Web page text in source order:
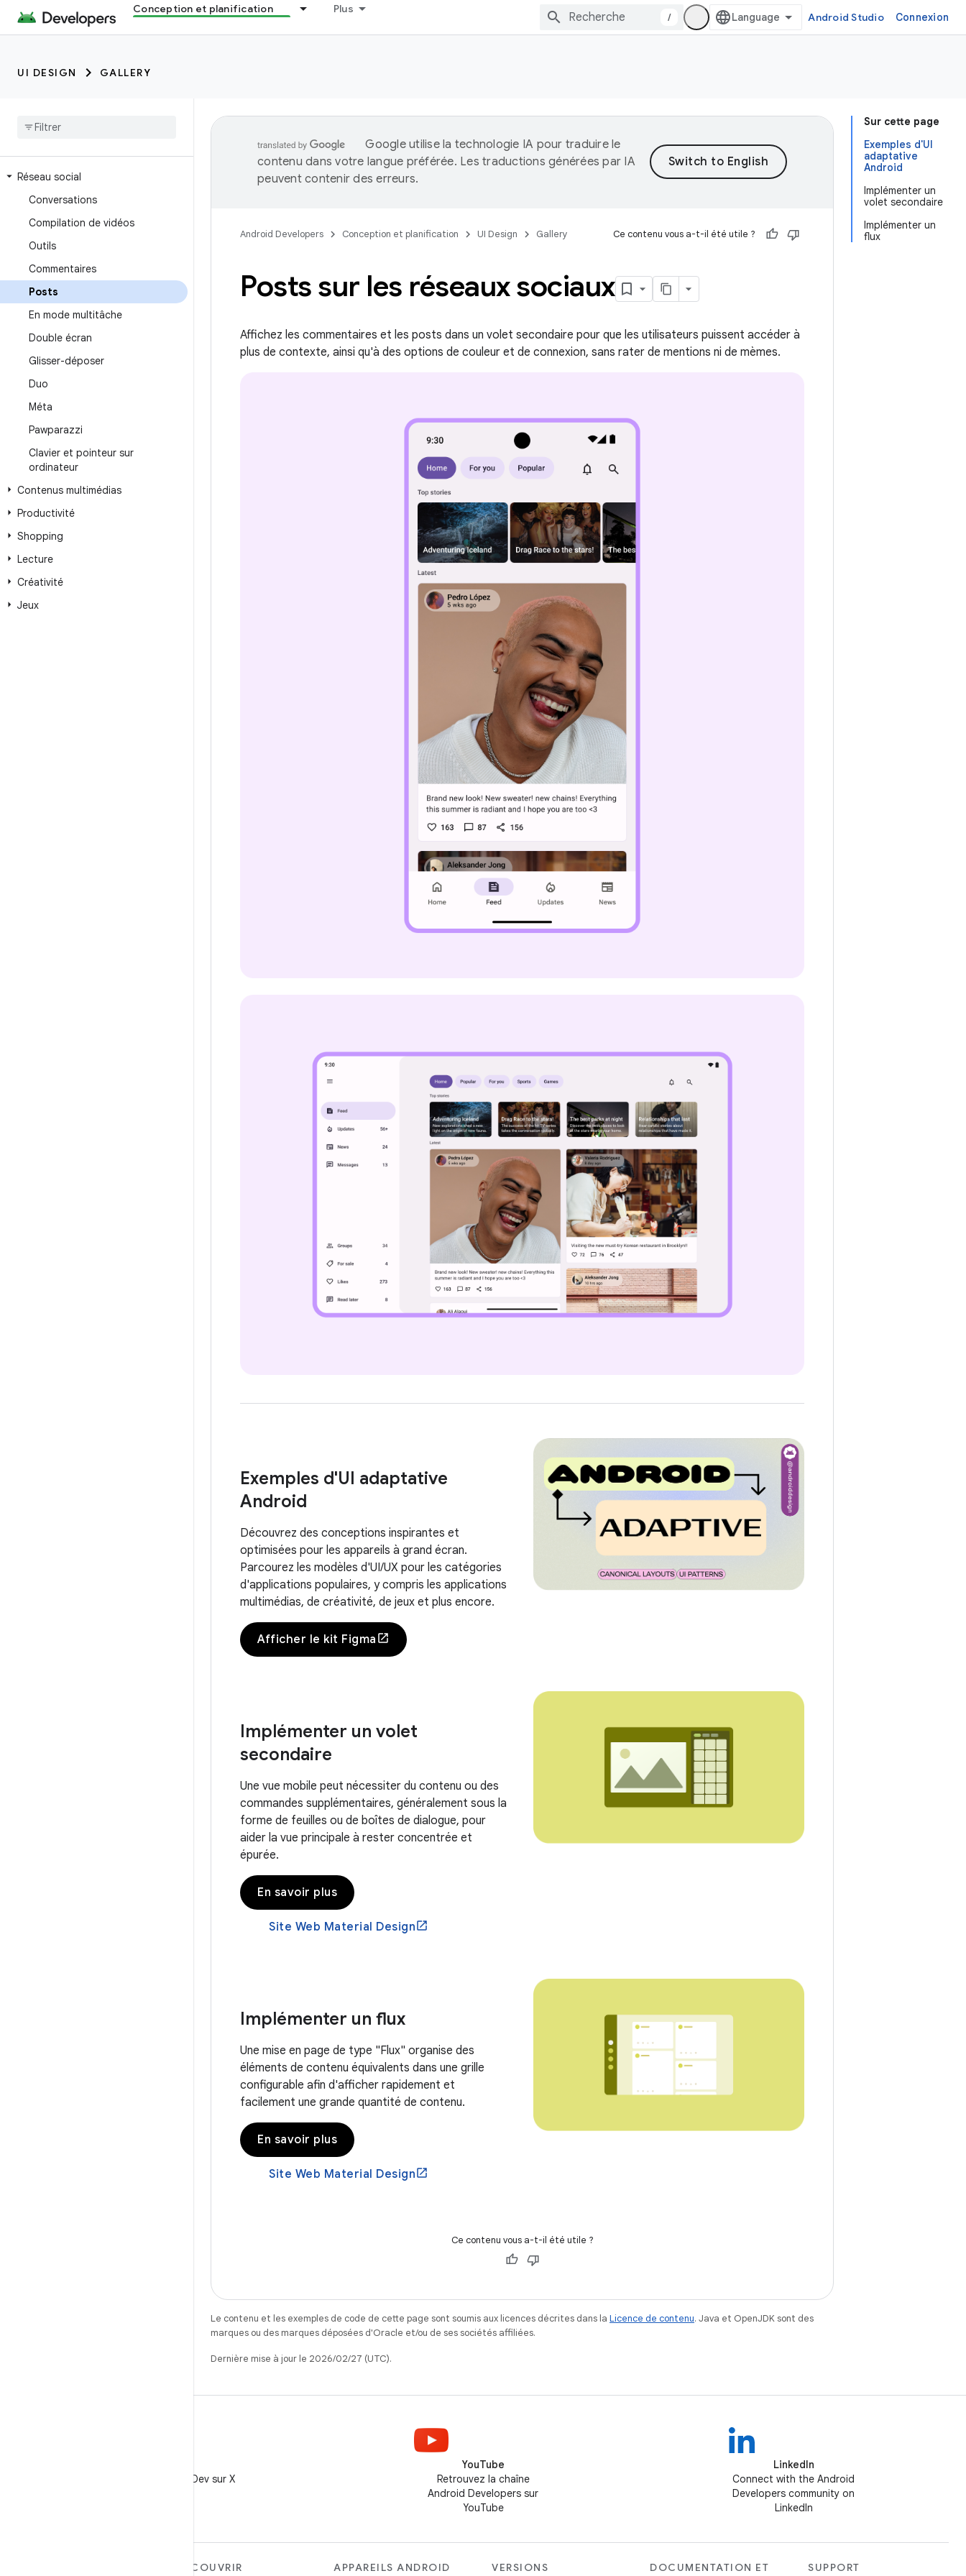
Conception et planification Plus
/ Android Studio Connexion
UI DESIGN GALLERY
Réseau social
Conversations
Compilation de vidéos
Outils
Commentaires
Posts
En mode multitâche
Double écran
Glisser-déposer
Duo
Méta
Pawparazzi
Clavier et pointeur sur
ordinateur
Contenus multimédias
Productivité
Shopping
Lecture
Créativité
Jeux
Sur cette page
Exemples d'UI
adaptative
Android
Implémenter un
volet secondaire
Implémenter un
flux
Google utilise la technologie IA pour traduire le
contenu dans votre langue préférée. Les traductions générées par IA
peuvent contenir des erreurs.
Android Developers Conception et planification UI Design Gallery Ce contenu vous a-t-il été utile ?
Posts sur les réseaux sociaux
Affichez les commentaires et les posts dans un volet secondaire pour que les utilisateurs puissent accéder à
plus de contexte, ainsi qu'à des options de couleur et de connexion, sans rater de mentions ni de mèmes.
Exemples d'UI adaptative
Android
Découvrez des conceptions inspirantes et
optimisées pour les appareils à grand écran.
Parcourez les modèles d'UI/UX pour les catégories
d'applications populaires, y compris les applications
multimédias, de créativité, de jeux et plus encore.
Afficher le kit Figma
Implémenter un volet
secondaire
Une vue mobile peut nécessiter du contenu ou des
commandes supplémentaires, généralement sous la
forme de feuilles ou de boîtes de dialogue, pour
aider la vue principale à rester concentrée et
épurée.
En savoir plus
Site Web Material Design
Implémenter un flux
Une mise en page de type "Flux" organise des
éléments de contenu équivalents dans une grille
configurable afin d'afficher rapidement et
facilement une grande quantité de contenu.
En savoir plus
Site Web Material Design
Ce contenu vous a-t-il été utile ?
Le contenu et les exemples de code de cette page sont soumis aux licences décrites dans la Licence de contenu. Java et OpenJDK sont des
marques ou des marques déposées d'Oracle et/ou de ses sociétés affiliées.
Dernière mise à jour le 2026/02/27 (UTC).
Suivez @AndroidDev sur X
YouTube
Retrouvez la chaîne
Android Developers sur
YouTube
LinkedIn
Connect with the Android
Developers community on
LinkedIn
DÉCOUVRIR APPAREILS ANDROID VERSIONS
DOCUMENTATION ET
SUPPORT